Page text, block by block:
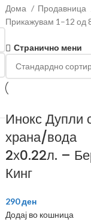
Дома Продавница
Прикажувам 1–12 од
Странично мени
Инокс Дупли
храна/вода
2х0.22л. –
Кинг
290ден
Додај во кошница